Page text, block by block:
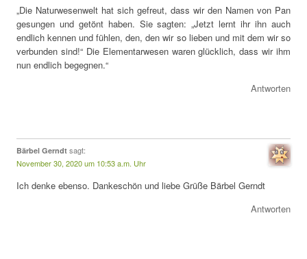
„Die Naturwesenwelt hat sich gefreut, dass wir den Namen von Pan
gesungen und getönt haben. Sie sagten: „Jetzt lernt ihr ihn auch
endlich kennen und fühlen, den, den wir so lieben und mit dem wir so
verbunden sind!“ Die Elementarwesen waren glücklich, dass wir ihm
nun endlich begegnen.“
Antworten
Bärbel Gerndt sagt:
November 30, 2020 um 10:53 a.m. Uhr
Ich denke ebenso. Dankeschön und liebe Grüße Bärbel Gerndt
Antworten